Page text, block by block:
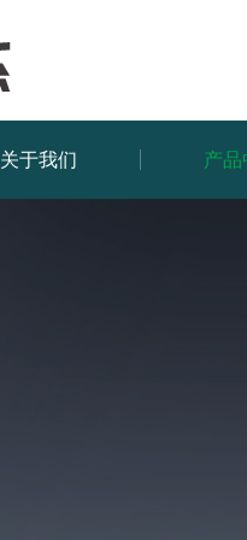
关于我们 产品